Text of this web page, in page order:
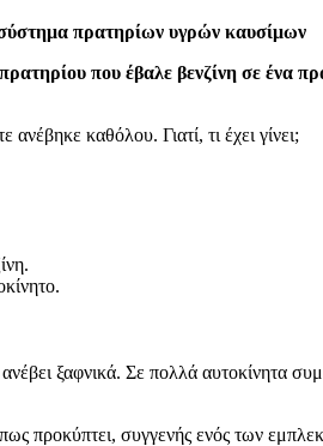
πρατηρίων υγρών καυσίμων
που έβαλε βενζίνη σε ένα
καθόλου. Γιατί, τι έχει γίνει;
ξαφνικά. Σε πολλά αυτοκίνητα
προκύπτει, συγγενής ενός των